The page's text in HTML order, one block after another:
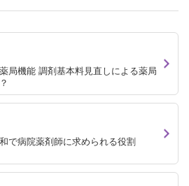
局機能 調剤基本料見直しによる薬局
で病院薬剤師に求められる役割